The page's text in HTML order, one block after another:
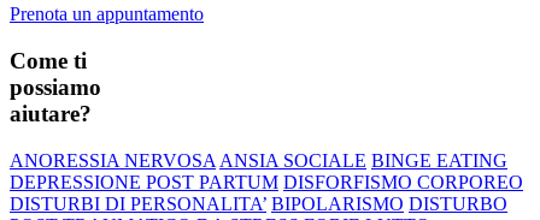
Prenota un appuntamento
Come ti
possiamo
aiutare?
ANORESSIA NERVOSA ANSIA SOCIALE BINGE EATING
DEPRESSIONE POST PARTUM DISFORFISMO CORPOREO
DISTURBI DI PERSONALITA’ BIPOLARISMO DISTURBO